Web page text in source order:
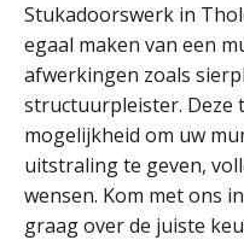
Stukadoorswerk in
egaal maken van een
afwerkingen zoals
structuurpleister. Deze
mogelijkheid om uw
uitstraling te geven,
wensen. Kom met ons
graag over de juiste